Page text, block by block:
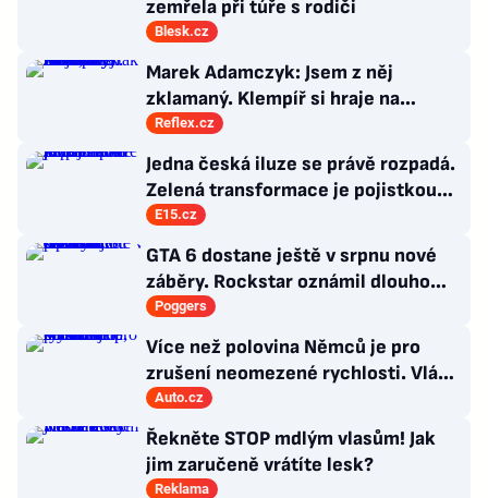
zemřela při túře s rodiči
Blesk.cz
Marek Adamczyk: Jsem z něj
zklamaný. Klempíř si hraje na
ministra. Nestačí se tak tvářit, musí
zamakat
Reflex.cz
Jedna česká iluze se právě rozpadá.
Zelená transformace je pojistkou
proti chaosu
E15.cz
GTA 6 dostane ještě v srpnu nové
záběry. Rockstar oznámil dlouho
očekávanou prezentaci
Poggers
Více než polovina Němců je pro
zrušení neomezené rychlosti. Vláda
řekla, co si o tom myslí
Auto.cz
Řekněte STOP mdlým vlasům! Jak
jim zaručeně vrátíte lesk?
Reklama